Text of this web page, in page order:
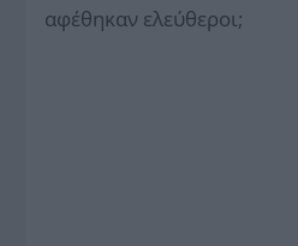
αφέθηκαν ελεύθεροι;